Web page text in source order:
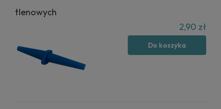
tlenowych
2,90 zł
Do koszyka